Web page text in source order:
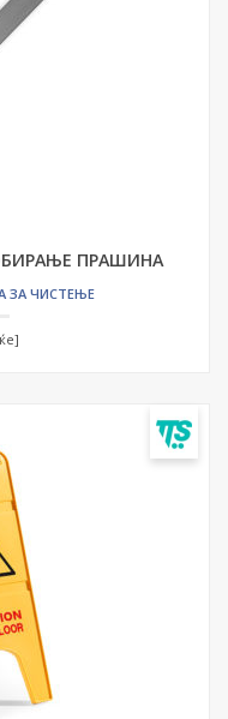
ПРАШИНА
ЗА ЧИСТЕЊЕ